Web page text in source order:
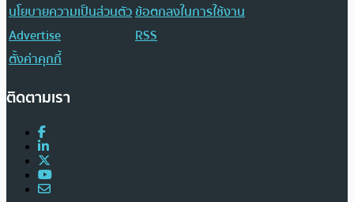
นโยบายความเป็นส่วนตัวข้อตกลงในการใช้งาน
Advertise
RSS
ตั้งค่าคุกกี้
ติดตามเรา